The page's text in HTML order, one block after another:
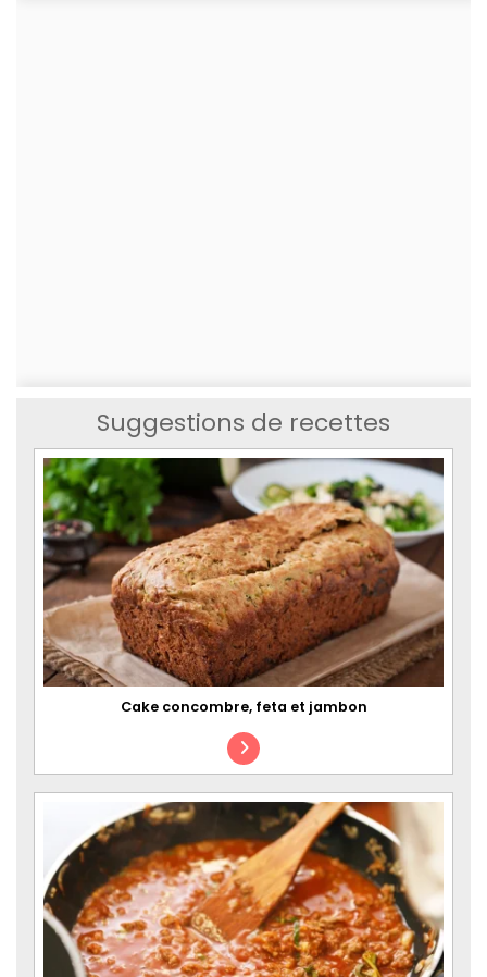
Suggestions de recettes
Cake concombre, feta et jambon